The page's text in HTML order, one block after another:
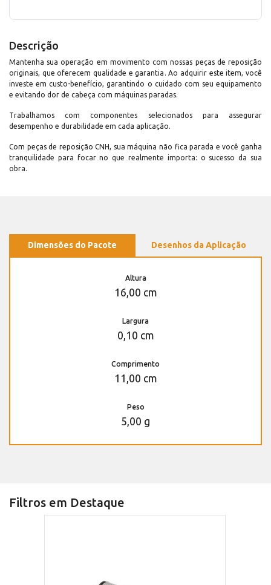
Descrição
Mantenha sua operação em movimento com nossas peças de reposição
originais, que oferecem qualidade e garantia. Ao adquirir este item, você
investe em custo-benefício, garantindo o cuidado com seu equipamento
e evitando dor de cabeça com máquinas paradas.
Trabalhamos com componentes selecionados para assegurar
desempenho e durabilidade em cada aplicação.
Com peças de reposição CNH, sua máquina não fica parada e você ganha
tranquilidade para focar no que realmente importa: o sucesso da sua
obra.
Dimensões do Pacote Desenhos da Aplicação
Altura
16,00 cm
Largura
0,10 cm
Comprimento
11,00 cm
Peso
5,00 g
Filtros em Destaque